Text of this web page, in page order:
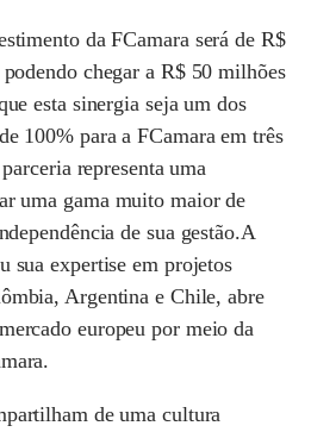
da FCamara será de R$
chegar a R$ 50 milhões
esta sinergia seja um dos
100% para a FCamara em três
representa uma
uma gama muito maior de
de sua gestão.A
sua expertise em projetos
Argentina e Chile, abre
europeu por meio da
de uma cultura